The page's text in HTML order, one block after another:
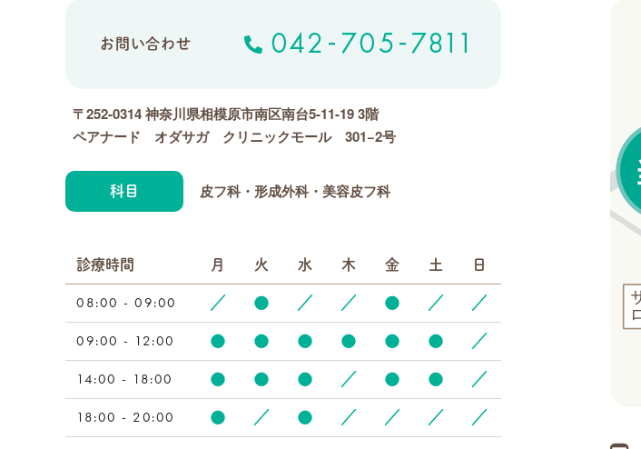
お問い合わせ
〒252-0314 神奈川県相模原市南区南台5-11-19 3階
ペアナード オダサガ クリニックモール 301−2号
科目 皮フ科・形成外科・美容皮フ科
診療時間 月 火 水 木 金 土 日
08:00 - 09:00 ／ ● ／ ／ ● ／ ／
09:00 - 12:00 ● ● ● ● ● ● ／
14:00 - 18:00 ● ● ● ／ ● ● ／
18:00 - 20:00 ● ／ ● ／ ／ ／ ／